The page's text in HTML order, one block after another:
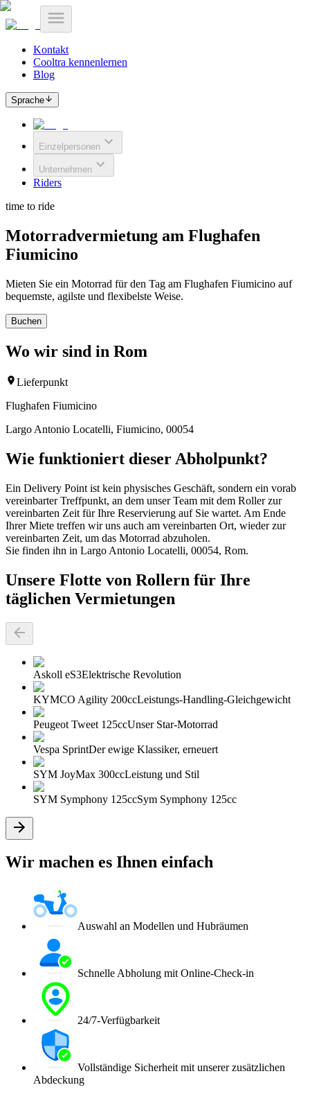
Kontakt
Cooltra kennenlernen
Blog
Sprache
Einzelpersonen
Unternehmen
Riders
time to ride
Motorradvermietung am Flughafen
Fiumicino
Mieten Sie ein Motorrad für den Tag am Flughafen Fiumicino auf
bequemste, agilste und flexibelste Weise.
Buchen
Wo wir sind in Rom
Lieferpunkt
Flughafen Fiumicino
Largo Antonio Locatelli, Fiumicino, 00054
Wie funktioniert dieser Abholpunkt?
Ein Delivery Point ist kein physisches Geschäft, sondern ein vorab
vereinbarter Treffpunkt, an dem unser Team mit dem Roller zur
vereinbarten Zeit für Ihre Reservierung auf Sie wartet. Am Ende
Ihrer Miete treffen wir uns auch am vereinbarten Ort, wieder zur
vereinbarten Zeit, um das Motorrad abzuholen.
Sie finden ihn in Largo Antonio Locatelli, 00054, Rom.
Unsere Flotte von Rollern für Ihre
täglichen Vermietungen
Askoll eS3Elektrische Revolution
KYMCO Agility 200ccLeistungs-Handling-Gleichgewicht
Peugeot Tweet 125ccUnser Star-Motorrad
Vespa SprintDer ewige Klassiker, erneuert
SYM JoyMax 300ccLeistung und Stil
SYM Symphony 125ccSym Symphony 125cc
Wir machen es Ihnen einfach
Auswahl an Modellen und Hubräumen
Schnelle Abholung mit Online-Check-in
24/7-Verfügbarkeit
Vollständige Sicherheit mit unserer zusätzlichen
Abdeckung